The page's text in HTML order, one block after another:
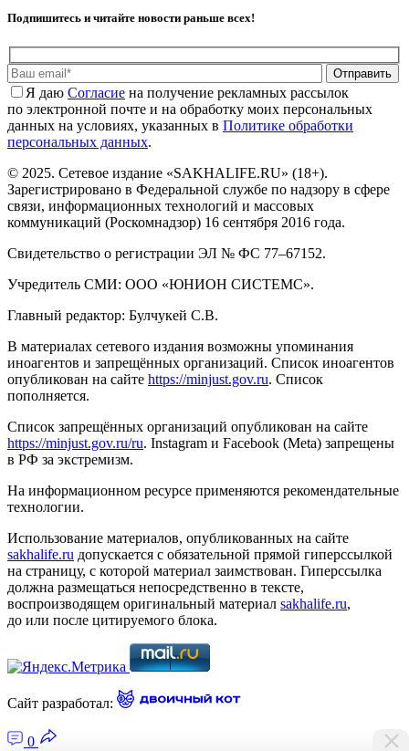
Подпишитесь и читайте новости раньше всех!
Отправить
Я даю Cогласие на получение рекламных рассылок
по электронной почте и на обработку моих персональных
данных на условиях, указанных в Политике обработки
персональных данных.
© 2025. Сетевое издание «SAKHALIFE.RU» (18+).
Зарегистрировано в Федеральной службе по надзору в сфере
связи, информационных технологий и массовых
коммуникаций (Роскомнадзор) 16 сентября 2016 года.
Свидетельство о регистрации ЭЛ № ФС 77–67152.
Учредитель СМИ: ООО «ЮНИОН СИСТЕМС».
Главный редактор: Булчукей С.В.
В материалах сетевого издания возможны упоминания
иноагентов и запрещённых организаций. Список иноагентов
опубликован на сайте https://minjust.gov.ru. Список
пополняется.
Список запрещённых организаций опубликован на сайте
https://minjust.gov.ru/ru. Instagram и Facebook (Metа) запрещены
в РФ за экстремизм.
На информационном ресурсе применяются рекомендательные
технологии.
Использование материалов, опубликованных на сайте
sakhalife.ru допускается с обязательной прямой гиперссылкой
на страницу, с которой материал заимствован. Гиперссылка
должна размещаться непосредственно в тексте,
воспроизводящем оригинальный материал sakhalife.ru,
до или после цитируемого блока.
Сайт разработал:
0